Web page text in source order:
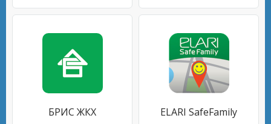
БРИС ЖКХ ELARI SafeFamily